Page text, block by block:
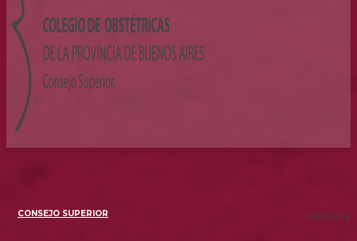
CONSEJO SUPERIOR 24/05/2018